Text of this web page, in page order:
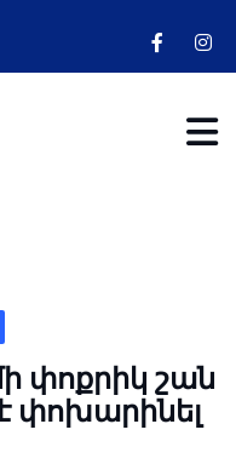
փոքրիկ շան
փոխարինել